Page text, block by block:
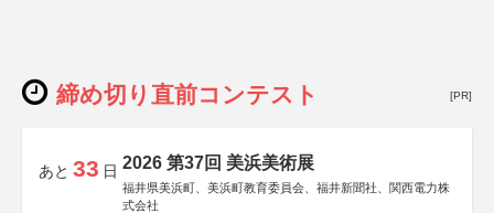
締め切り直前コンテスト [PR]
あと 33 日 2026 第37回 美浜美術展
福井県美浜町、美浜町教育委員会、福井新聞社、関西電力株
式会社